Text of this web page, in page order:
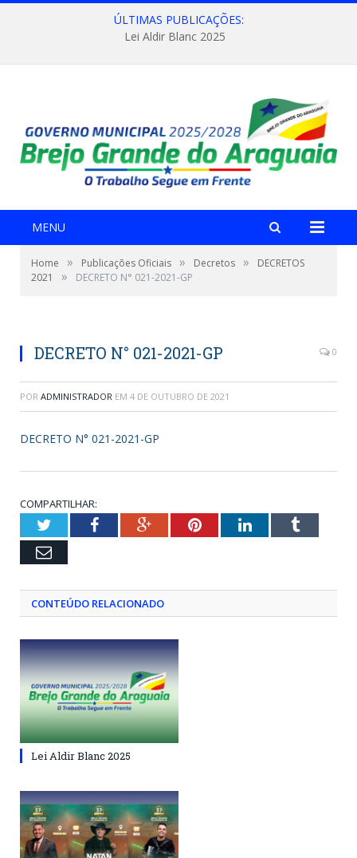
ÚLTIMAS PUBLICAÇÕES:
Lei Aldir Blanc 2025
MENU
Home » Publicações Oficiais » Decretos »
DECRETOS
2021
» DECRETO N° 021-2021-GP
DECRETO N° 021-2021-GP 0
POR ADMINISTRADOR EM 4 DE OUTUBRO DE 2021
DECRETO N° 021-2021-GP
COMPARTILHAR:
TwitterFacebookGoogle+PinterestLinkedInTumblr
Email
CONTEÚDO RELACIONADO
Lei Aldir Blanc 2025